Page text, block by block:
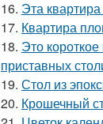
16. Эта
17. Квартира
18. Это
приставных
19. Стол из
20. Крошечный